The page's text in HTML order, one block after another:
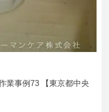
業事例73 【東京都中央